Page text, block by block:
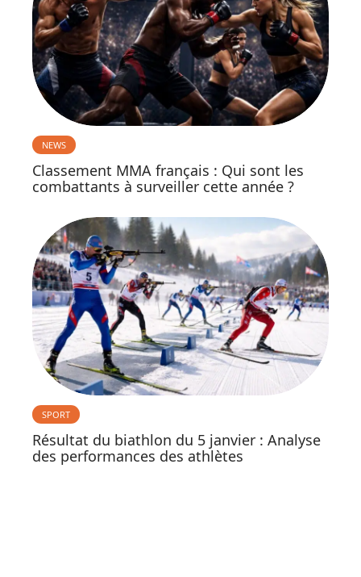
NEWS
Classement MMA français : Qui sont les
combattants à surveiller cette année ?
SPORT
Résultat du biathlon du 5 janvier : Analyse
des performances des athlètes